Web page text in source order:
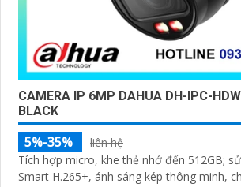
CAMERA IP 6MP DAHUA DH-IPC-
BLACK
5%-35%
liên hệ
Tích hợp micro, khe thẻ nhớ đến 512GB;
Smart H.265+, ánh sáng kép thông minh,